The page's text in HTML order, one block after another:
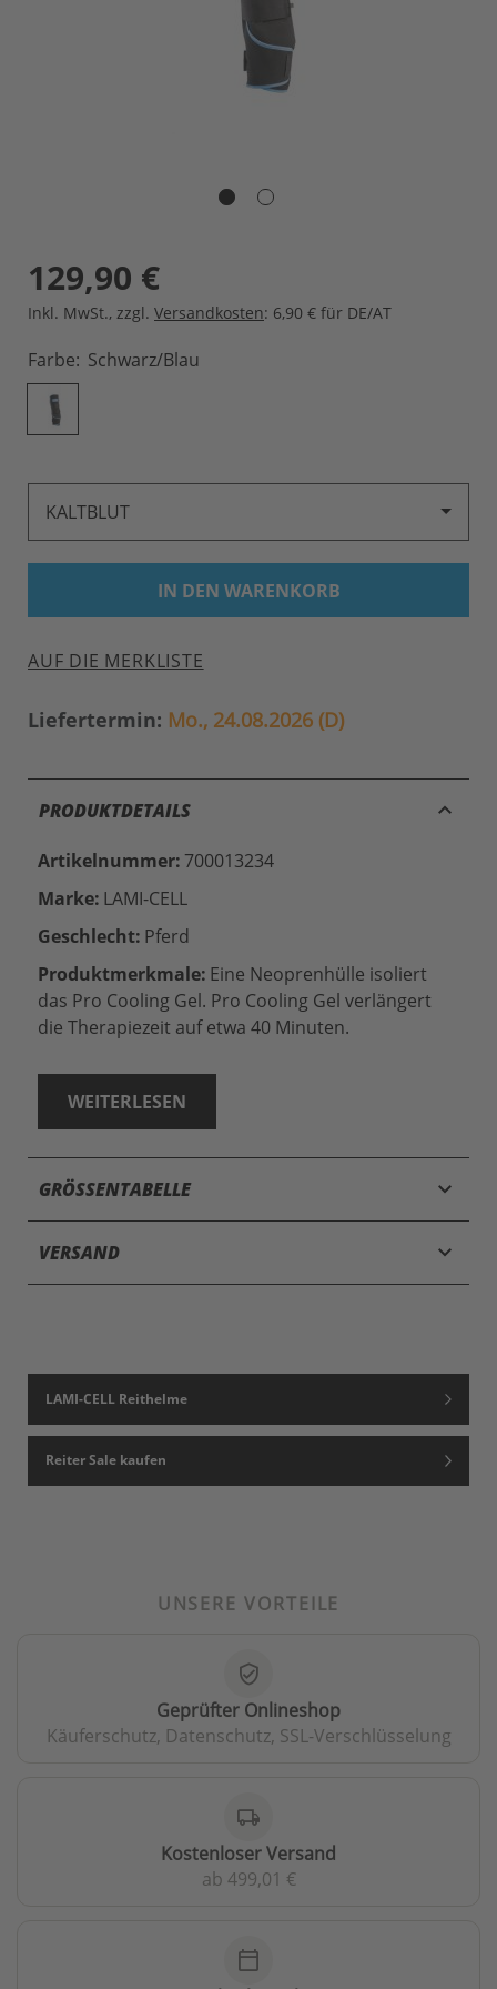
129,90 €
Inkl. MwSt., zzgl. Versandkosten: 6,90 € für DE/AT
Farbe Schwarz/blau
KALTBLUT
IN DEN WARENKORB
AUF DIE MERKLISTE
Liefertermin: Mo., 24.08.2026 (D)
PRODUKTDETAILS keyboard_arrow_up
Artikelnummer: 700013234
Marke: LAMI-CELL
Geschlecht: Pferd
Produktmerkmale: Eine Neoprenhülle isoliert
das Pro Cooling Gel. Pro Cooling Gel verlängert
die Therapiezeit auf etwa 40 Minuten.
WEITERLESEN
GRÖSSENTABELLE keyboard_arrow_down
VERSAND keyboard_arrow_down
LAMI-CELL Reithelme
Reiter Sale kaufen
UNSERE VORTEILE
verified_user
Geprüfter Onlineshop
Käuferschutz, Datenschutz, SSL-Verschlüsselung
local_shipping
Kostenloser Versand
ab 499,01 €
calendar_today